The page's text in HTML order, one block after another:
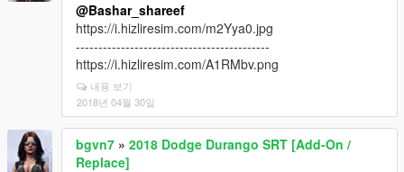
@Bashar_shareef
https://i.hizliresim.com/m2Yya0.jpg
-------------------------------------------
https://i.hizliresim.com/A1RMbv.png
내용 보기
2018년 04월 30일
bgvn7 » 2018 Dodge Durango SRT [Add-On /
Replace]